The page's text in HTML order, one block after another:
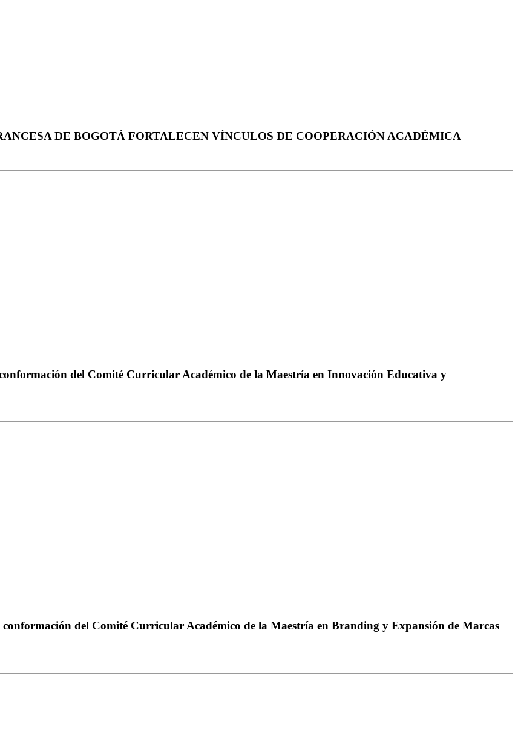
DE BOGOTÁ FORTALECEN VÍNCULOS DE COOPERACIÓN ACADÉMICA
del Comité Curricular Académico de la Maestría en Innovación Educativa y
del Comité Curricular Académico de la Maestría en Branding y Expansión de Marcas